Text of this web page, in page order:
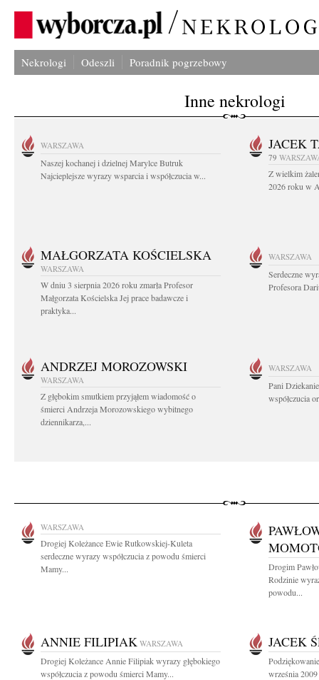
Nekrologi Odeszli Poradnik pogrzebowy
Inne nekrologi
WARSZAWA
Naszej kochanej i dzielnej Marylce Butruk
Najcieplejsze wyrazy wsparcia i współczucia w...
JACEK
79
Z wielkim
2026 roku w
MAŁGORZATA KOŚCIELSKA
WARSZAWA
W dniu 3 sierpnia 2026 roku zmarła Profesor
Małgorzata Kościelska Jej prace badawcze i
praktyka...
WARSZAWA
Serdeczne
Profesora
ANDRZEJ MOROZOWSKI
WARSZAWA
Z głębokim smutkiem przyjąłem wiadomość o
śmierci Andrzeja Morozowskiego wybitnego
dziennikarza,...
WARSZAWA
Pani
współczucia
WARSZAWA
Drogiej Koleżance Ewie Rutkowskiej-Kuleta
serdeczne wyrazy współczucia z powodu śmierci
Mamy...
Drogim
Rodzinie
powodu...
ANNIE FILIPIAK WARSZAWA
Drogiej Koleżance Annie Filipiak wyrazy głębokiego
współczucia z powodu śmierci Mamy...
JACEK
września